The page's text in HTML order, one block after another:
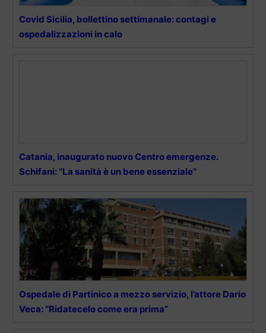
Covid Sicilia, bollettino settimanale: contagi e
ospedalizzazioni in calo
Catania, inaugurato nuovo Centro emergenze.
Schifani: “La sanità è un bene essenziale”
Ospedale di Partinico a mezzo servizio, l’attore Dario
Veca: “Ridatecelo come era prima”